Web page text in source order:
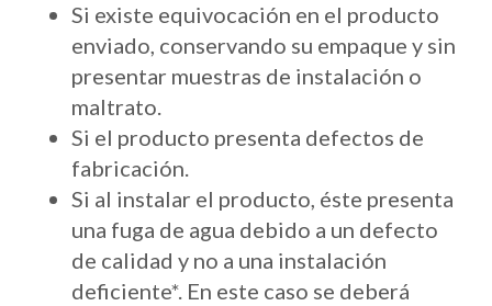
Si existe equivocación en el producto
enviado, conservando su empaque y sin
presentar muestras de instalación o
maltrato.
Si el producto presenta defectos de
fabricación.
Si al instalar el producto, éste presenta
una fuga de agua debido a un defecto
de calidad y no a una instalación
deficiente*. En este caso se deberá